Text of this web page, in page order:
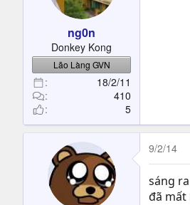
ng0n
Donkey Kong
Lão Làng GVN
18/2/11
410
5
9/2/14
sáng
đã mất